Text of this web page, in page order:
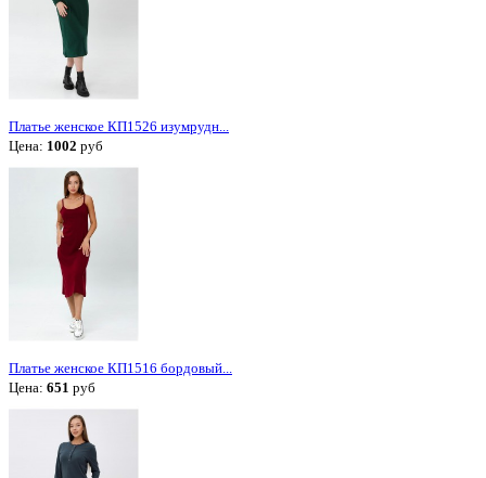
Платье женское КП1526 изумрудн...
Цена: 1002 руб
Платье женское КП1516 бордовый...
Цена: 651 руб